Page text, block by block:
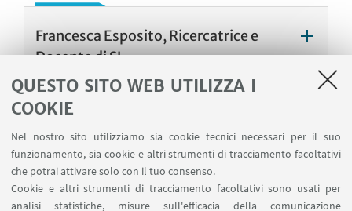
QUESTO SITO WEB UTILIZZA I
COOKIE
Nel nostro sito utilizziamo sia cookie tecnici necessari per il suo
funzionamento, sia cookie e altri strumenti di tracciamento facoltativi
che potrai attivare solo con il tuo consenso.
Cookie e altri strumenti di tracciamento facoltativi sono usati per
analisi statistiche, misure sull'efficacia della comunicazione
Francesca Esposito, Ricercatrice e
Docente di SL
CONTATTI
Cinzia Albanesi
viale europa 115